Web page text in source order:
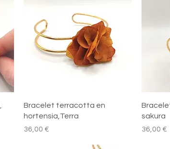
Aperçu rapide
Bracelet terracotta en
hortensia,Terra
Prix
36,00 €
sakura
Prix
36,00 €